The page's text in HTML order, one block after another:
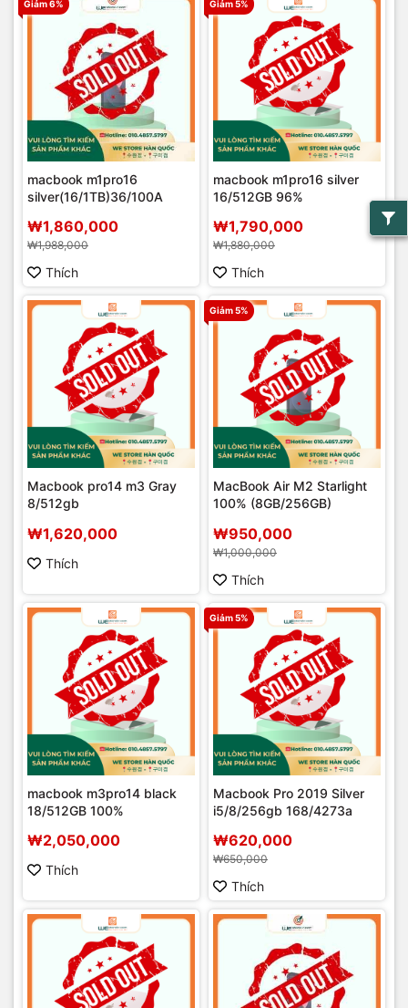
Giảm 6%
macbook m1pro16
silver(16/1TB)36/100A
₩1,860,000
₩1,988,000
Thích
Giảm 5%
macbook m1pro16 silver
16/512GB 96%
₩1,790,000
₩1,880,000
Thích
Macbook pro14 m3 Gray
8/512gb
₩1,620,000
Thích
Giảm 5%
MacBook Air M2 Starlight
100% (8GB/256GB)
₩950,000
₩1,000,000
Thích
macbook m3pro14 black
18/512GB 100%
₩2,050,000
Thích
Giảm 5%
Macbook Pro 2019 Silver
i5/8/256gb 168/4273a
₩620,000
₩650,000
Thích